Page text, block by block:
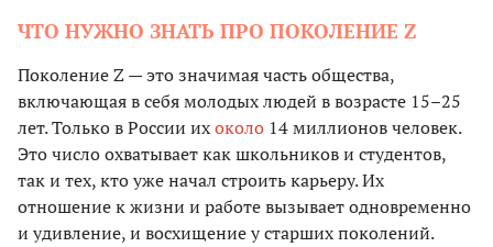
ЧТО НУЖНО ЗНАТЬ ПРО ПОКОЛЕНИЕ Z
Поколение Z — это значимая часть общества,
включающая в себя молодых людей в возрасте 15–25
лет. Только в России ихоколо 14 миллионов человек.
Это число охватывает как школьников и студентов,
так и тех, кто уже начал строить карьеру. Их
отношение к жизни и работе вызывает одновременно
и удивление, и восхищение у старших поколений.